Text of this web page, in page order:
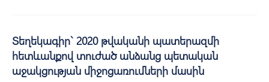
Տեղեկագիր` 2020 թվականի պատերազմի
հետևանքով տուժած անձանց պետական
աջակցության միջոցառումների մասին